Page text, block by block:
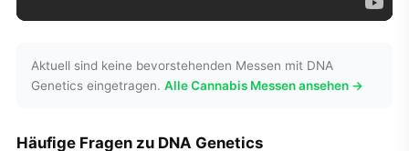
Aktuell sind keine bevorstehenden Messen mit DNA
Genetics eingetragen. Alle Cannabis Messen ansehen →
Häufige Fragen zu DNA Genetics